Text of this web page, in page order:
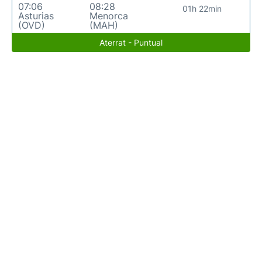
07:06
Asturias
(OVD)
08:28
Menorca
(MAH)
01h 22min
Aterrat - Puntual